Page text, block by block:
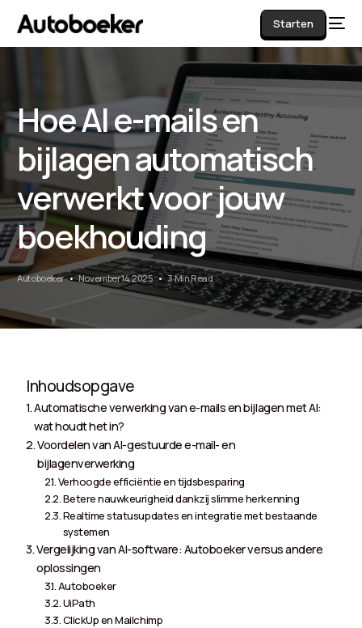
Starten
Hoe AI e-mails en
bijlagen automatisch
verwerkt voor jouw
boekhouding
Autoboeker November 14, 2025 3 Min Read
Inhoudsopgave
Automatische verwerking van e-mails en bijlagen met AI:
wat houdt het in?
Voordelen van AI-gestuurde e-mail- en
bijlagenverwerking
Verhoogde efficiëntie en tijdsbesparing
Betere nauwkeurigheid dankzij slimme herkenning
Realtime statusupdates en integratie met bestaande
systemen
Vergelijking van AI-software: Autoboeker versus andere
oplossingen
Autoboeker
UiPath
ClickUp en Mailchimp
AI